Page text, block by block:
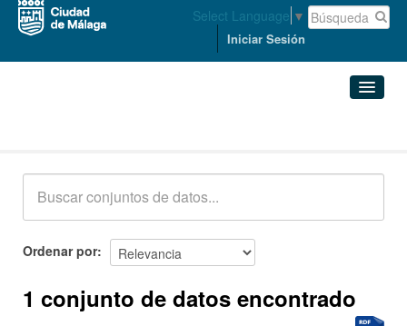
Select Language ▼
Iniciar Sesión
Acerca de
Ordenar por
1 conjunto de datos encontrado